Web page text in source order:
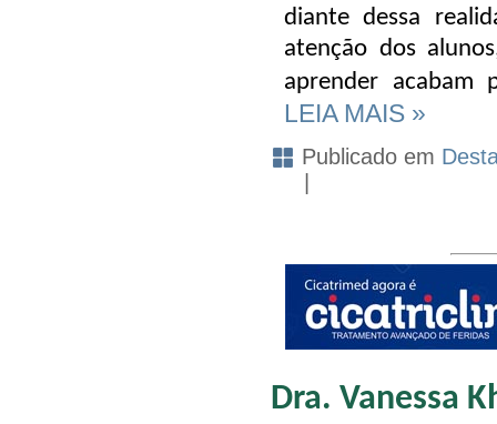
diante dessa
atenção dos alunos
aprender acabam
LEIA MAIS »
Publicado em
Dra. Vanessa